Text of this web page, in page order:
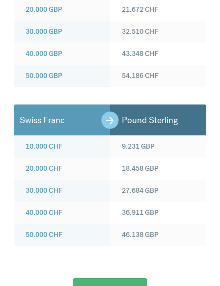
20.000GBP
30.000GBP
40.000GBP
50.000GBP
21.672CHF
32.510CHF
43.348CHF
54.186CHF
Swiss Franc Pound Sterling
10.000CHF
20.000CHF
30.000CHF
40.000CHF
50.000CHF
9.231GBP
18.458GBP
27.684GBP
36.911GBP
46.138GBP